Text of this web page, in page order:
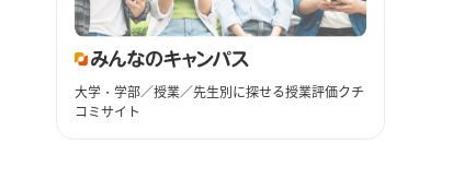
大学・学部／授業／先生別に探せる授業評価クチ
コミサイト